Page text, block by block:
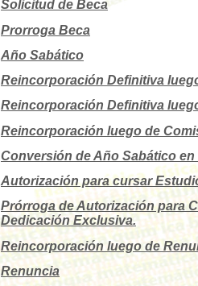
Solicitud de Beca
Prorroga Beca
Año Sabático
Reincorporación Definitiva
Reincorporación Definitiva
Reincorporación luego de
Conversión de Año Sabático en
Autorización para cursar
Prórroga de Autorización para
Dedicación Exclusiva.
Reincorporación luego de
Renuncia